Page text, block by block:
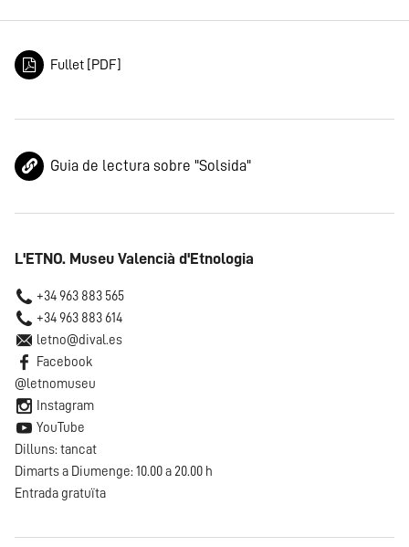
Fullet [PDF]
Guia de lectura sobre "Solsida"
L'ETNO. Museu Valencià d'Etnologia
+34 963 883 565
+34 963 883 614
letno@dival.es
Facebook
@letnomuseu
Instagram
YouTube
Dilluns: tancat
Dimarts a Diumenge: 10.00 a 20.00 h
Entrada gratuïta